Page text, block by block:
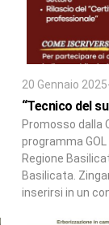
20 Gennaio
“Tecnico del
Promosso dalla
programma
Regione
Basilicata.
inserirsi in un